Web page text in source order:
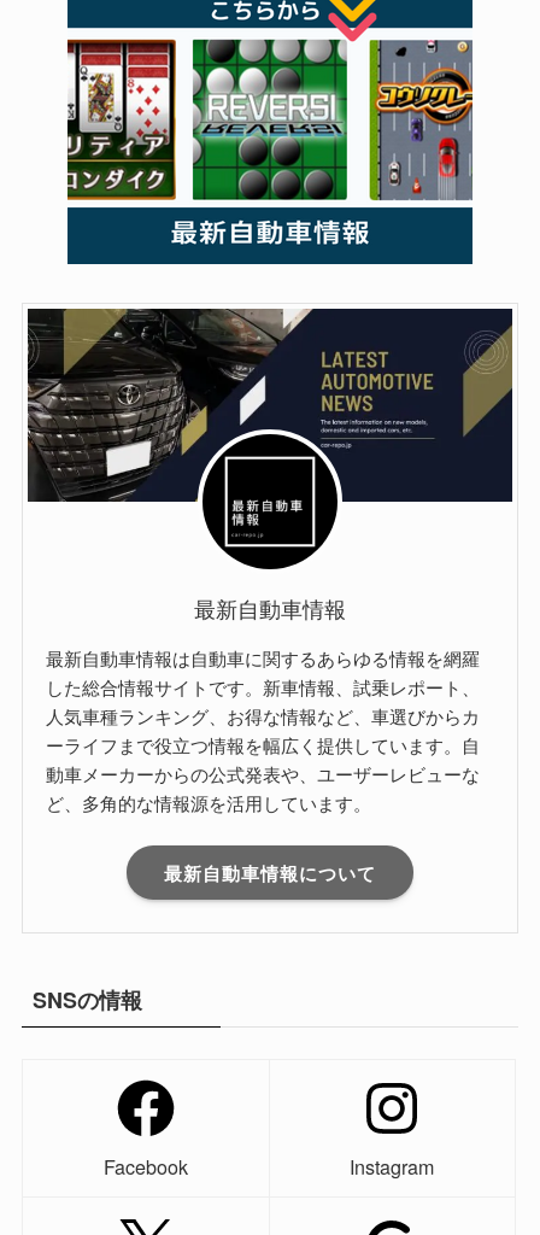
最新自動車情報
最新自動車情報は自動車に関するあらゆる情報を網羅
した総合情報サイトです。新車情報、試乗レポート、
人気車種ランキング、お得な情報など、車選びからカ
ーライフまで役立つ情報を幅広く提供しています。自
動車メーカーからの公式発表や、ユーザーレビューな
ど、多角的な情報源を活用しています。
最新自動車情報について
SNSの情報
Facebook Instagram